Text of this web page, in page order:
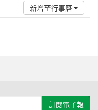
新增至行事曆